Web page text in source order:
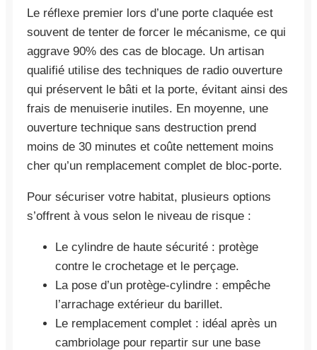
Le réflexe premier lors d’une porte claquée est
souvent de tenter de forcer le mécanisme, ce qui
aggrave 90% des cas de blocage. Un artisan
qualifié utilise des techniques de radio ouverture
qui préservent le bâti et la porte, évitant ainsi des
frais de menuiserie inutiles. En moyenne, une
ouverture technique sans destruction prend
moins de 30 minutes et coûte nettement moins
cher qu’un remplacement complet de bloc-porte.
Pour sécuriser votre habitat, plusieurs options
s’offrent à vous selon le niveau de risque :
Le cylindre de haute sécurité : protège
contre le crochetage et le perçage.
La pose d’un protège-cylindre : empêche
l’arrachage extérieur du barillet.
Le remplacement complet : idéal après un
cambriolage pour repartir sur une base